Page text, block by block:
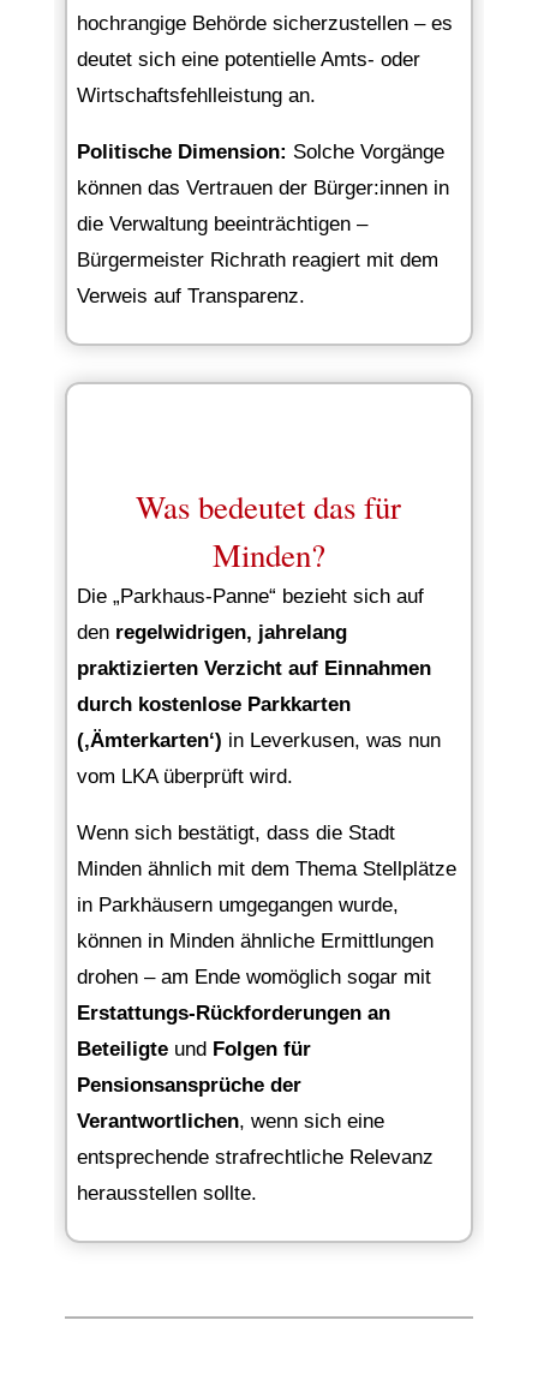
hochrangige Behörde sicherzustellen – es
deutet sich eine potentielle Amts- oder
Wirtschaftsfehlleistung an.
Politische Dimension: Solche Vorgänge
können das Vertrauen der Bürger:innen in
die Verwaltung beeinträchtigen –
Bürgermeister Richrath reagiert mit dem
Verweis auf Transparenz.
Was bedeutet das für
Minden?
Die „Parkhaus-Panne“ bezieht sich auf
den regelwidrigen, jahrelang
praktizierten Verzicht auf Einnahmen
durch kostenlose Parkkarten
(‚Ämterkarten‘) in Leverkusen, was nun
vom LKA überprüft wird.
Wenn sich bestätigt, dass die Stadt
Minden ähnlich mit dem Thema Stellplätze
in Parkhäusern umgegangen wurde,
können in Minden ähnliche Ermittlungen
drohen – am Ende womöglich sogar mit
Erstattungs-Rückforderungen an
Beteiligteund Folgen für
Pensionsansprüche der
Verantwortlichen, wenn sich eine
entsprechende strafrechtliche Relevanz
herausstellen sollte.